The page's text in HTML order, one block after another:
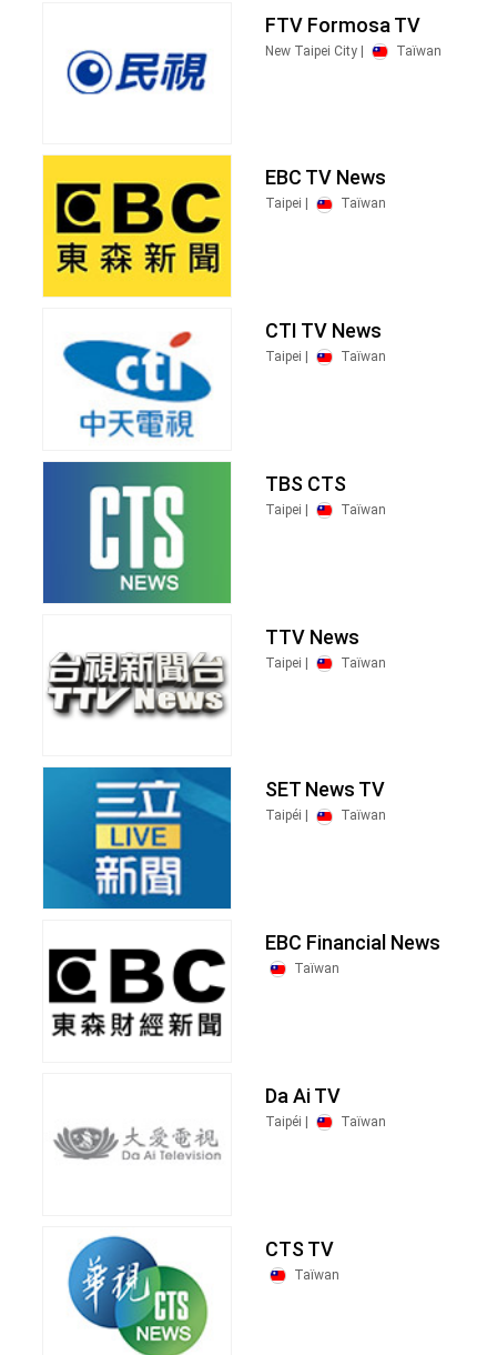
FTV Formosa TV
New Taipei City | Taïwan
EBC TV News
Taipei | Taïwan
CTI TV News
Taipei | Taïwan
TBS CTS
Taipei | Taïwan
TTV News
Taipei | Taïwan
SET News TV
Taipéi | Taïwan
EBC Financial News
Taïwan
Da Ai TV
Taipéi | Taïwan
CTS TV
Taïwan